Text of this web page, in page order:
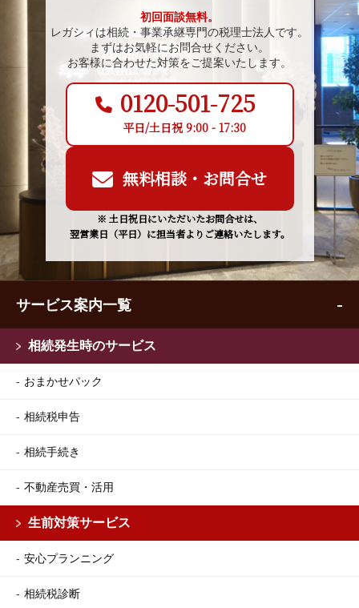
初回面談無料。
レガシィは相続・事業承継専門の税理士法人です。
まずはお気軽にお問合せください。
お客様に合わせた対策をご提案いたします。
0120-501-725
平日/土日祝 9:00 - 17:30
無料相談・お問合せ
※ 土日祝日にいただいたお問合せは、
翌営業日（平日）に担当者よりご連絡いたします。
サービス案内一覧
相続発生時のサービス
おまかせパック
相続税申告
相続手続き
不動産売買・活用
生前対策サービス
安心プランニング
相続税診断